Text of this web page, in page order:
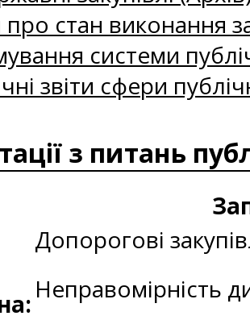
про стан виконання
системи
звіти сфери
з питань
Допорогові
Неправомірність